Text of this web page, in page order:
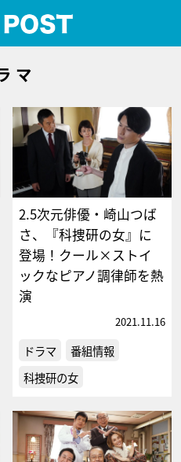
マ
2.5次元俳優・崎山つば
さ、『科捜研の女』に
登場！クール×ストイ
ックなピアノ調律師を熱
演
2021.11.16
ドラマ
番組情報
科捜研の女